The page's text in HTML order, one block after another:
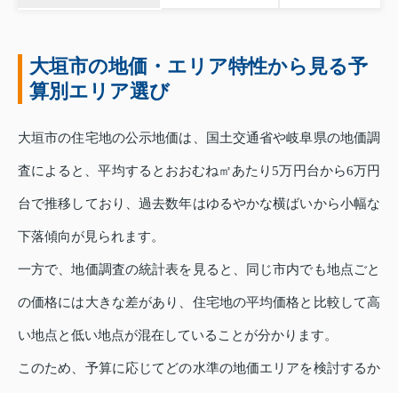
大垣市の地価・エリア特性から見る予
算別エリア選び
大垣市の住宅地の公示地価は、国土交通省や岐阜県の地価調
査によると、平均するとおおむね㎡あたり5万円台から6万円
台で推移しており、過去数年はゆるやかな横ばいから小幅な
下落傾向が見られます。
一方で、地価調査の統計表を見ると、同じ市内でも地点ごと
の価格には大きな差があり、住宅地の平均価格と比較して高
い地点と低い地点が混在していることが分かります。
このため、予算に応じてどの水準の地価エリアを検討するか